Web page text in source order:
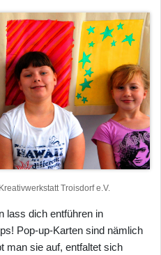
Troisdorf e.V.
lass dich entführen in
Pop-up-Karten sind nämlich
man sie auf, entfaltet sich